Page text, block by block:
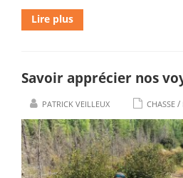
Lire plus
Savoir apprécier nos
PATRICK VEILLEUX CHASSE /